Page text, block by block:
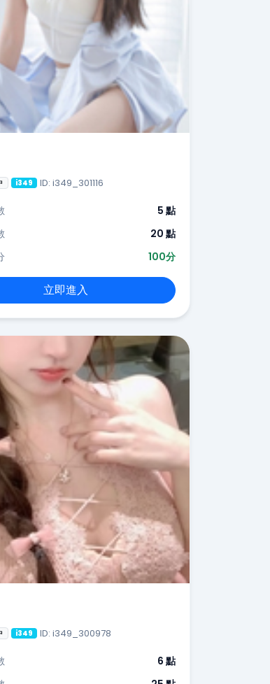
i349 ID: i349_301116
5 點
20 點
100分
立即進入
i349 ID: i349_300978
6 點